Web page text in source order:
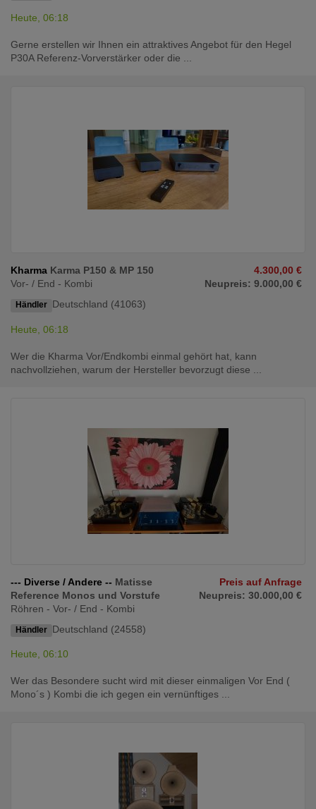
Heute, 06:18
Gerne erstellen wir Ihnen ein attraktives Angebot für den Hegel
P30A Referenz-Vorverstärker oder die ...
Kharma Karma P150 & MP 150
Vor- / End - Kombi
Händler Deutschland (41063)
4.300,00 €
Neupreis: 9.000,00 €
Heute, 06:18
Wer die Kharma Vor/Endkombi einmal gehört hat, kann
nachvollziehen, warum der Hersteller bevorzugt diese ...
--- Diverse / Andere -- Matisse
Reference Monos und Vorstufe
Röhren - Vor- / End - Kombi
Händler Deutschland (24558)
Preis auf Anfrage
Neupreis: 30.000,00 €
Heute, 06:10
Wer das Besondere sucht wird mit dieser einmaligen Vor End (
Mono´s ) Kombi die ich gegen ein vernünftiges ...